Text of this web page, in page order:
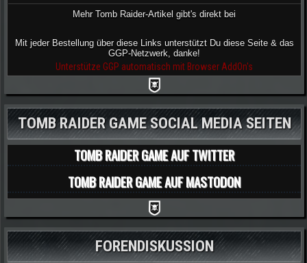
Mehr Tomb Raider-Artikel gibt's direkt bei
Mit jeder Bestellung über diese Links unterstützt Du diese Seite & das
GGP-Netzwerk, danke!
Unterstütze GGP automatisch mit Browser AddOn's
TOMB RAIDER GAME SOCIAL MEDIA SEITEN
TOMB RAIDER GAME AUF TWITTER
TOMB RAIDER GAME AUF MASTODON
FORENDISKUSSION